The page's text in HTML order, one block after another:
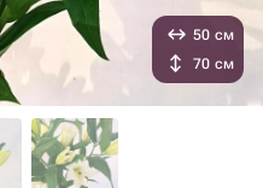
50 см
70 см